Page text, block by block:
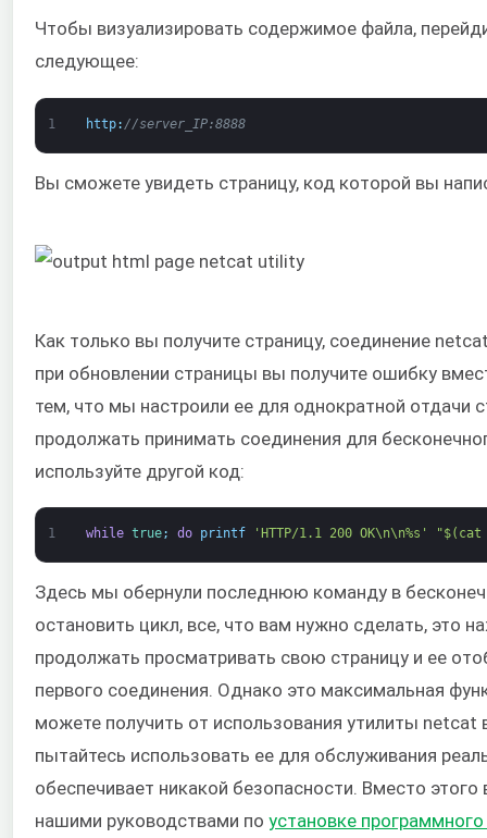
Чтобы визуализировать содержимое файла,
следующее:
1 http: //server_IP:8888
Вы сможете увидеть страницу, код которой вы
Как только вы получите страницу, соединение
при обновлении страницы вы получите ошибку
тем, что мы настроили ее для однократной отдачи
продолжать принимать соединения для
используйте другой код:
1 while true; do printf 'HTTP/1.1 200 OK\n\n%s' "$(cat
Здесь мы обернули последнюю команду в
остановить цикл, все, что вам нужно сделать, это
продолжать просматривать свою страницу и ее
первого соединения. Однако это максимальная
можете получить от использования утилиты netcat
пытайтесь использовать ее для обслуживания
обеспечивает никакой безопасности. Вместо
нашими руководствами по установке